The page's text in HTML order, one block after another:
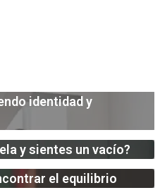
identidad y
y sientes un vacío?
el equilibrio